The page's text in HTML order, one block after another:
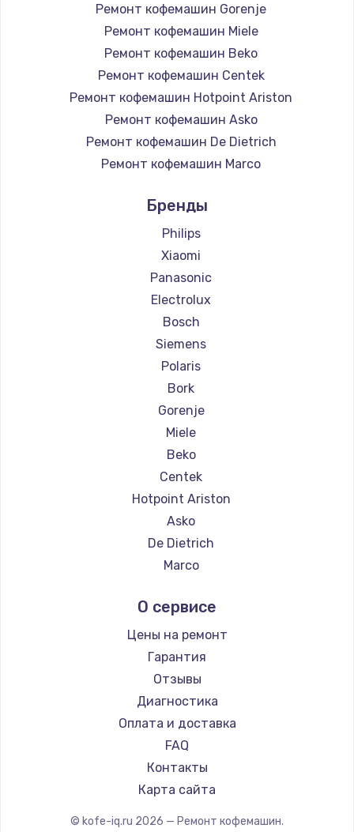
Ремонт кофемашин Gorenje
Ремонт кофемашин Miele
Ремонт кофемашин Beko
Ремонт кофемашин Centek
Ремонт кофемашин Hotpoint Ariston
Ремонт кофемашин Asko
Ремонт кофемашин De Dietrich
Ремонт кофемашин Marco
Ремонт кофемашин Jura
Ремонт кофемашин Olympia
Ремонт кофемашин Saeco
Ремонт кофемашин La Cimbali
Ремонт кофемашин WMF
Ремонт кофемашин Yamaguchi
Ремонт кофемашин Nivona
Ремонт кофемашин Astoria
Ремонт кофемашин JVC
Ремонт кофемашин Ariston
Ремонт кофемашин Grundig
Ремонт кофемашин ROCKET MOZZAFIATO
Ремонт кофемашин Vivitek
Ремонт кофемашин Thomson
Ремонт кофемашин Hisense
Ремонт кофемашин DELTA
Ремонт кофемашин Tefal
Ремонт кофемашин RED solution
Ремонт кофемашин Bravilor Bonamat
Ремонт кофемашин Vard
Ремонт кофемашин Tuvio
Ремонт кофемашин Carrera
Ремонт кофемашин Supra
Бренды
Philips
Xiaomi
Panasonic
Electrolux
Bosch
Siemens
Polaris
Bork
Gorenje
Miele
Beko
Centek
Hotpoint Ariston
Asko
De Dietrich
Marco
Jura
Olympia
Saeco
La Cimbali
WMF
Yamaguchi
Nivona
Astoria
JVC
О сервисе
Цены на ремонт
Гарантия
Отзывы
Диагностика
Оплата и доставка
FAQ
Контакты
Карта сайта
© kofe-iq.ru 2026 — Ремонт кофемашин.